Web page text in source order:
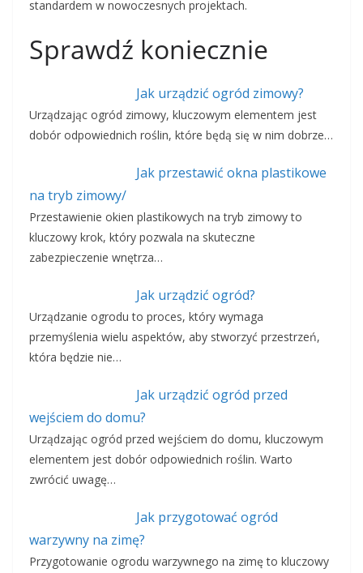
standardem w nowoczesnych projektach.
Sprawdź koniecznie
Jak urządzić ogród zimowy?
Urządzając ogród zimowy, kluczowym elementem jest
dobór odpowiednich roślin, które będą się w nim dobrze…
Jak przestawić okna plastikowe
na tryb zimowy/
Przestawienie okien plastikowych na tryb zimowy to
kluczowy krok, który pozwala na skuteczne
zabezpieczenie wnętrza…
Jak urządzić ogród?
Urządzanie ogrodu to proces, który wymaga
przemyślenia wielu aspektów, aby stworzyć przestrzeń,
która będzie nie…
Jak urządzić ogród przed
wejściem do domu?
Urządzając ogród przed wejściem do domu, kluczowym
elementem jest dobór odpowiednich roślin. Warto
zwrócić uwagę…
Jak przygotować ogród
warzywny na zimę?
Przygotowanie ogrodu warzywnego na zimę to kluczowy